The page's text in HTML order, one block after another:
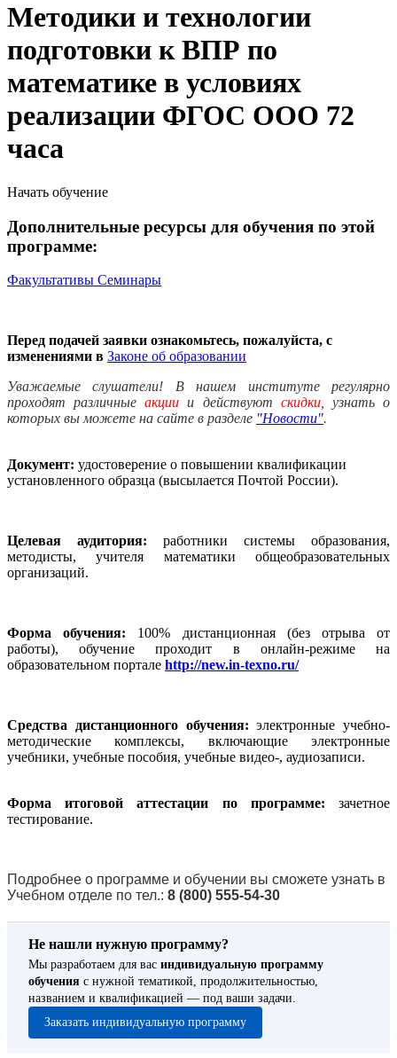
Методики и технологии
подготовки к ВПР по
математике в условиях
реализации ФГОС ООО 72
часа
Начать обучение
Дополнительные ресурсы для обучения по этой
программе:
Факультативы Семинары
Перед подачей заявки ознакомьтесь, пожалуйста, с
изменениями в Законе об образовании
Уважаемые слушатели! В нашем институте регулярно
проходят различныеакции и действуют скидки, узнать о
которых вы можете на сайте в разделе "Новости".
Документ: удостоверение о повышении квалификации
установленного образца (высылается Почтой России).
Целевая аудитория: работники системы образования,
методисты, учителя математики общеобразовательных
организаций.
Форма обучения: 100% дистанционная (без отрыва от
работы), обучение проходит в онлайн-режиме на
образовательном портале http://new.in-texno.ru/
Средства дистанционного обучения: электронные учебно-
методические комплексы, включающие электронные
учебники, учебные пособия, учебные видео-, аудиозаписи.
Форма итоговой аттестации по программе: зачетное
тестирование.
Подробнее о программе и обучении вы сможете узнать в
Учебном отделе по тел.: 8 (800) 555-54-30
Не нашли нужную программу?
Мы разработаем для вас индивидуальную программу
обучения с нужной тематикой, продолжительностью,
названием и квалификацией — под ваши задачи.
Заказать индивидуальную программу